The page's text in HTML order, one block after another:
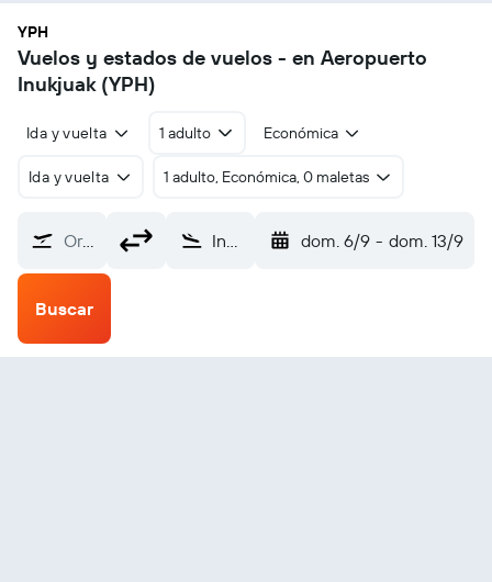
YPH
Vuelos y estados de vuelos - en Aeropuerto
Inukjuak (YPH)
Ida y vuelta 1 adulto Económica
Ida y vuelta 1 adulto, Económica, 0 maletas
Origen Inukjuak (YPH) dom. 6/9 - dom. 13/9
Buscar